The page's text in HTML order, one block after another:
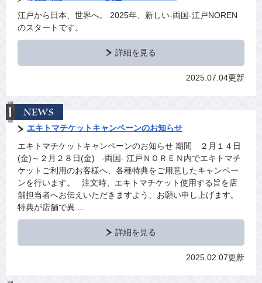
江戸から日本、世界へ。 2025年、新しい‐両国‐江戸NOREN
のスタートです。
詳細を見る
2025.07.04更新
エキトマチケットキャンペーンのお知らせ
エキトマチケットキャンペーンのお知らせ 期間 ２月１４日
(金)～２月２８日(金) ‐両国‐ 江戸ＮＯＲＥＮ内でエキトマチ
ケットご利用のお客様へ、各種特典をご用意したキャンペー
ンを行います。 注文時、エキトマチケット使用する旨を店
舗担当者へお伝えいただきますよう、お願い申し上げます。
特典が店舗で異 …
詳細を見る
2025.02.07更新